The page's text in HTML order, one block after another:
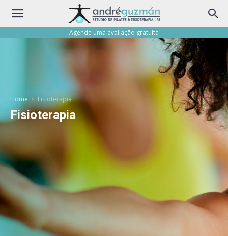
Agende uma avaliação gratuita
Home Fisioterapia
Fisioterapia